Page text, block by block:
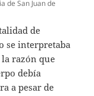
de San Juan de
de
se interpretaba
razón que
debía
a pesar de